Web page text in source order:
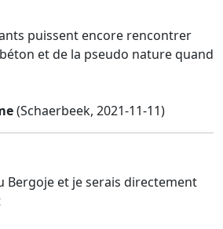
puissent encore rencontrer
et de la pseudo nature quand
(Schaerbeek, 2021-11-11)
Bergoje et je serais directement